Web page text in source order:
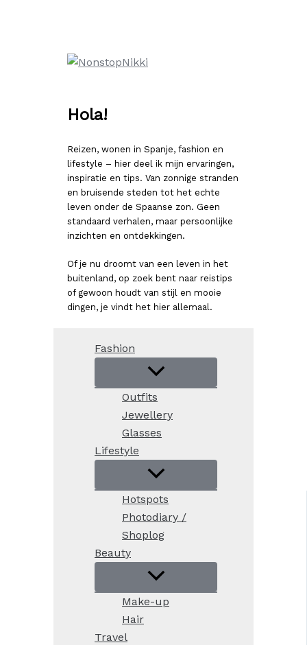
Hola!
Reizen, wonen in Spanje, fashion en
lifestyle – hier deel ik mijn ervaringen,
inspiratie en tips. Van zonnige stranden
en bruisende steden tot het echte
leven onder de Spaanse zon. Geen
standaard verhalen, maar persoonlijke
inzichten en ontdekkingen.
Of je nu droomt van een leven in het
buitenland, op zoek bent naar reistips
of gewoon houdt van stijl en mooie
dingen, je vindt het hier allemaal.
Fashion
Outfits
Jewellery
Glasses
Lifestyle
Hotspots
Photodiary /
Shoplog
Beauty
Make-up
Hair
Travel